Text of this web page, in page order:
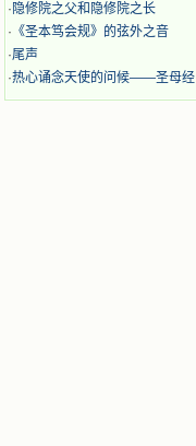
· 隐修院之父和隐修院之长
· 《圣本笃会规》的弦外之音
·尾声
·热心诵念天使的问候——圣母经